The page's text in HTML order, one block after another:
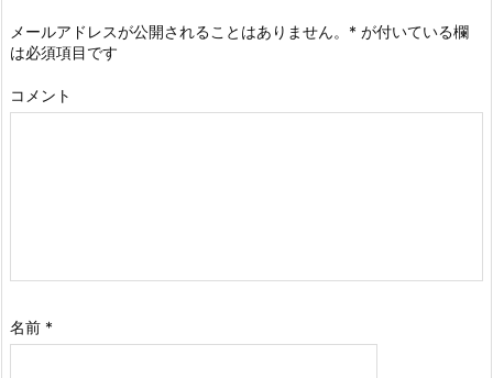
メールアドレスが公開されることはありません。 * が付いている欄
は必須項目です
コメント
名前 *